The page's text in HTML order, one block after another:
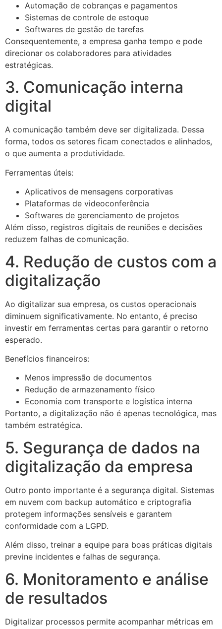
Automação de cobranças e pagamentos
Sistemas de controle de estoque
Softwares de gestão de tarefas
Consequentemente, a empresa ganha tempo e pode
direcionar os colaboradores para atividades
estratégicas.
3. Comunicação interna
digital
A comunicação também deve ser digitalizada. Dessa
forma, todos os setores ficam conectados e alinhados,
o que aumenta a produtividade.
Ferramentas úteis:
Aplicativos de mensagens corporativas
Plataformas de videoconferência
Softwares de gerenciamento de projetos
Além disso, registros digitais de reuniões e decisões
reduzem falhas de comunicação.
4. Redução de custos com a
digitalização
Ao digitalizar sua empresa, os custos operacionais
diminuem significativamente. No entanto, é preciso
investir em ferramentas certas para garantir o retorno
esperado.
Benefícios financeiros:
Menos impressão de documentos
Redução de armazenamento físico
Economia com transporte e logística interna
Portanto, a digitalização não é apenas tecnológica, mas
também estratégica.
5. Segurança de dados na
digitalização da empresa
Outro ponto importante é a segurança digital. Sistemas
em nuvem com backup automático e criptografia
protegem informações sensíveis e garantem
conformidade com a LGPD.
Além disso, treinar a equipe para boas práticas digitais
previne incidentes e falhas de segurança.
6. Monitoramento e análise
de resultados
Digitalizar processos permite acompanhar métricas em